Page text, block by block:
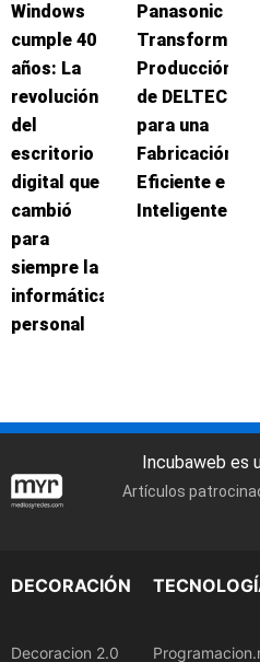
Windows
cumple 40
años: La
revolución
del
escritorio
digital que
cambió
para
siempre la
informática
personal
Panasonic
Transforma
Producción
de DELTEC
para una
Fabricación
Eficiente e
Inteligente
Incubaweb es
Artículos
DECORACIÓN
Decoracion 2.0